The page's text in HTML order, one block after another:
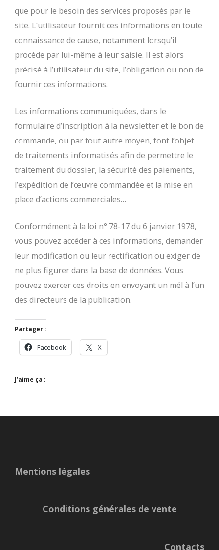
que pour le besoin des services proposés par le
site. L’utilisateur fournit ces informations en toute
connaissance de cause, notamment lorsqu’il
procède par lui-même à leur saisie. Il est alors
précisé à l’utilisateur du site, l’obligation ou non de
fournir ces informations.
Les informations communiquées, dans le
formulaire d’inscription à la newsletter et le bon de
commande, ou par tout autre moyen, font l’objet
de traitements informatisés afin de permettre le
traitement du dossier, la sécurité des paiements,
l’expédition de l’œuvre commandée et la mise en
place d’actions commerciales…
Conformément à la loi n° 78-17 du 6 janvier 1978,
vous pouvez accéder à ces informations, demander
leur modification ou leur rectification ou exiger de
ne plus figurer dans la base de données. Vous
pouvez exercer ces droits en envoyant un mél à l’un
des directeurs de la publication.
Partager :
Facebook X
J’aime ça :
Mentions légales
Conditions générales de vente
Contacts